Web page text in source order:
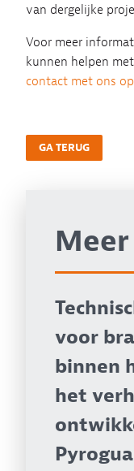
van dergelijke
Voor meer
kunnen helpen
contact met ons
GA TERUG
voor
binnen
het